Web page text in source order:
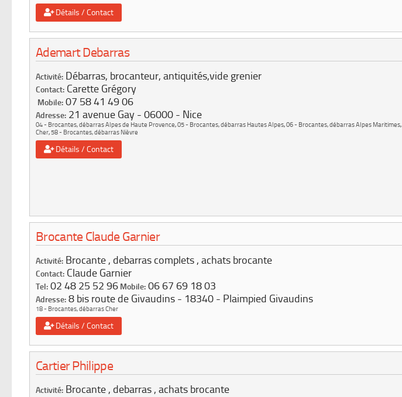
Détails / Contact
Ademart Debarras
Activité: Débarras, brocanteur, antiquités,vide grenier
Contact: Carette Grégory
Mobile: 07 58 41 49 06
Adresse: 21 avenue Gay 06000 Nice
04 - Brocantes, débarras Alpes de Haute Provence,05 - Brocantes, débarras Hautes Alpes,06 - Brocantes, débarras Alpes Maritimes,
Cher,58 - Brocantes, débarras Nièvre
Détails / Contact
Brocante Claude Garnier
Activité: Brocante , debarras complets , achats brocante
Contact: Claude Garnier
Tel: 02 48 25 52 96 Mobile: 06 67 69 18 03
Adresse: 8 bis route de Givaudins 18340 Plaimpied Givaudins
18 - Brocantes, débarras Cher
Détails / Contact
Cartier Philippe
Activité: Brocante , debarras , achats brocante